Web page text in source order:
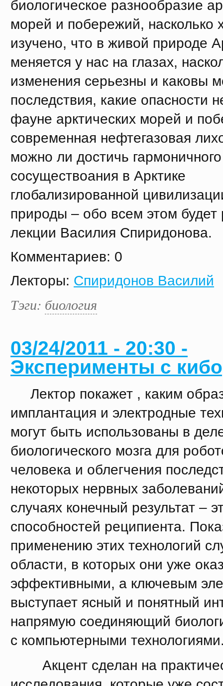
биологическое разнообразие
морей и побережий, насколько
изучено, что в живой природе
меняется у нас на глазах,
изменения серьезны и каковы
последствия, какие опасности
фауне арктических морей и
современная нефтегазовая
можно ли достичь гармоничного
сосуществоания в Арктике
глобализированной
природы – обо всем этом будет
лекции Василия Спиридонова.
Комментариев: 0
Лекторы: Спиридонов Василий
Тэги: биология
03/24/2011 - 20:30 -
Эксперименты с
Лектор покажет , каким
имплантация и электродные
могут быть использованы в
биологического мозга для
человека и облегчения
некоторых нервных
случаях конечный результат –
способностей реципиента.
применению этих технологий
области, в которых они уже
эффективными, а ключевым
выступает ясный и понятный
напрямую соединяющий
с компьютерными
Акцент сделан на